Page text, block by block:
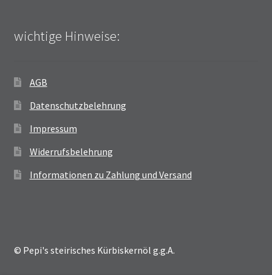
wichtige Hinweise:
AGB
Datenschutzbelehrung
Impressum
Widerrufsbelehrung
Informationen zu Zahlung und Versand
© Pepi's steirisches Kürbiskernöl g.g.A.